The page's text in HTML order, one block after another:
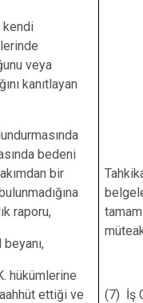
kendi
veya
kanıtlayan
bedeni
bir
raporu,
hükümlerine
ettiği ve
(7) İş